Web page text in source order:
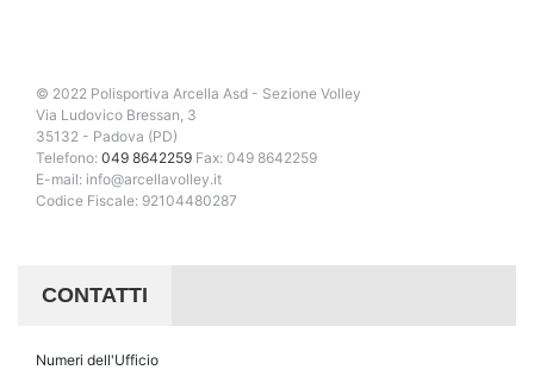
© 2022 Polisportiva Arcella Asd - Sezione Volley
Via Ludovico Bressan, 3
35132 - Padova (PD)
Telefono: 049 8642259 Fax: 049 8642259
E-mail: info@arcellavolley.it
Codice Fiscale: 92104480287
CONTATTI
Numeri dell'Ufficio